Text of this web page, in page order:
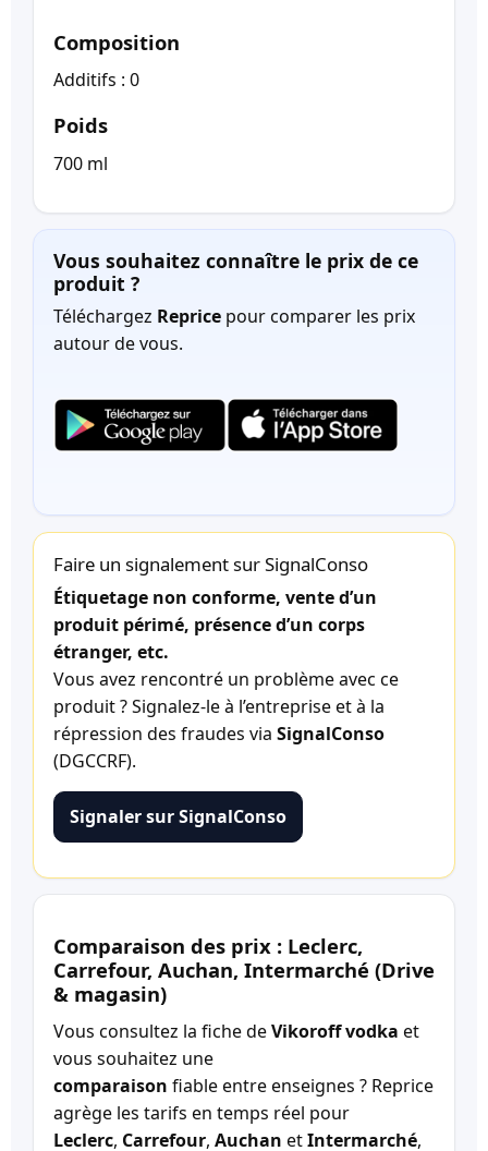
Composition
Additifs : 0
Poids
700 ml
Vous souhaitez connaître le prix de ce
produit ?
Téléchargez Reprice pour comparer les prix
autour de vous.
Faire un signalement sur SignalConso
Étiquetage non conforme, vente d’un
produit périmé, présence d’un corps
étranger, etc.
Vous avez rencontré un problème avec ce
produit ? Signalez-le à l’entreprise et à la
répression des fraudes via SignalConso
(DGCCRF).
Signaler sur SignalConso
Comparaison des prix : Leclerc,
Carrefour, Auchan, Intermarché (Drive
& magasin)
Vous consultez la fiche deVikoroff vodka et
vous souhaitez une
comparaison fiable entre enseignes ? Reprice
agrège les tarifs en temps réel pour
Leclerc, Carrefour, Auchan etIntermarché,